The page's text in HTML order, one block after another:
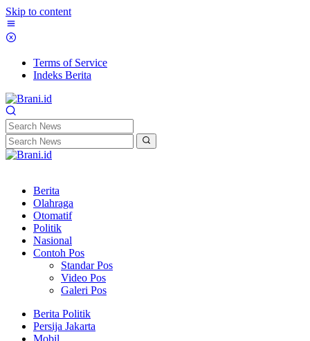
Skip to content
Terms of Service
Indeks Berita
Berita
Olahraga
Otomatif
Politik
Nasional
Contoh Pos
Standar Pos
Video Pos
Galeri Pos
Berita Politik
Persija Jakarta